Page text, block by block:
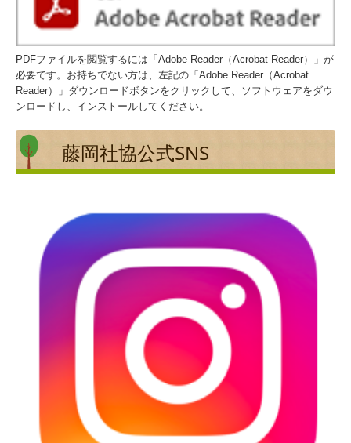
PDFファイルを閲覧するには「Adobe Reader（Acrobat Reader）」が
必要です。お持ちでない方は、左記の「Adobe Reader（Acrobat
Reader）」ダウンロードボタンをクリックして、ソフトウェアをダウ
ンロードし、インストールしてください。
藤岡社協公式SNS